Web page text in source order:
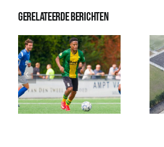
Activiteiten
Business Club Zuyderzee
Gerelateerde berichten